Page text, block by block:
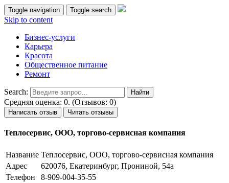
Toggle navigation Toggle search
Skip to content
Бизнес-услуги
Карьера
Красота
Общественное питание
Ремонт
Search:
Средняя оценка: 0. (Отзывов: 0)
Написать отзыв Читать отзывы
Теплосервис, ООО, торгово-сервисная компания
Название Теплосервис, ООО, торгово-сервисная компания
Адрес
620076, Екатеринбург, Прониной, 54а
Телефон
8-909-004-35-55